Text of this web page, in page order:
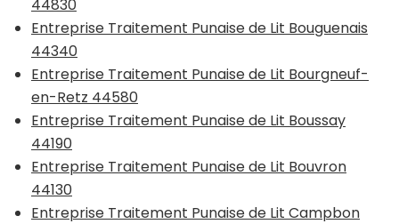
44830
Entreprise Traitement Punaise de Lit Bouguenais
44340
Entreprise Traitement Punaise de Lit Bourgneuf-
en-Retz 44580
Entreprise Traitement Punaise de Lit Boussay
44190
Entreprise Traitement Punaise de Lit Bouvron
44130
Entreprise Traitement Punaise de Lit Campbon